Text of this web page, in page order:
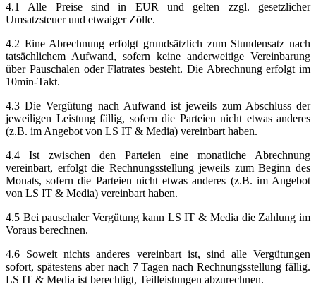
4.1 Alle Preise sind in EUR und gelten zzgl. gesetzlicher
Umsatzsteuer und etwaiger Zölle.
4.2 Eine Abrechnung erfolgt grundsätzlich zum Stundensatz nach
tatsächlichem Aufwand, sofern keine anderweitige Vereinbarung
über Pauschalen oder Flatrates besteht. Die Abrechnung erfolgt im
10min-Takt.
4.3 Die Vergütung nach Aufwand ist jeweils zum Abschluss der
jeweiligen Leistung fällig, sofern die Parteien nicht etwas anderes
(z.B. im Angebot von LS IT & Media) vereinbart haben.
4.4 Ist zwischen den Parteien eine monatliche Abrechnung
vereinbart, erfolgt die Rechnungsstellung jeweils zum Beginn des
Monats, sofern die Parteien nicht etwas anderes (z.B. im Angebot
von LS IT & Media) vereinbart haben.
4.5 Bei pauschaler Vergütung kann LS IT & Media die Zahlung im
Voraus berechnen.
4.6 Soweit nichts anderes vereinbart ist, sind alle Vergütungen
sofort, spätestens aber nach 7 Tagen nach Rechnungsstellung fällig.
LS IT & Media ist berechtigt, Teilleistungen abzurechnen.